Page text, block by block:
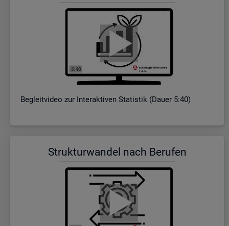
Be­gleit­vi­deo zur In­ter­ak­ti­ven Sta­tis­tik (Dauer 5:40)
Struk­tur­wan­del nach Be­ru­fen